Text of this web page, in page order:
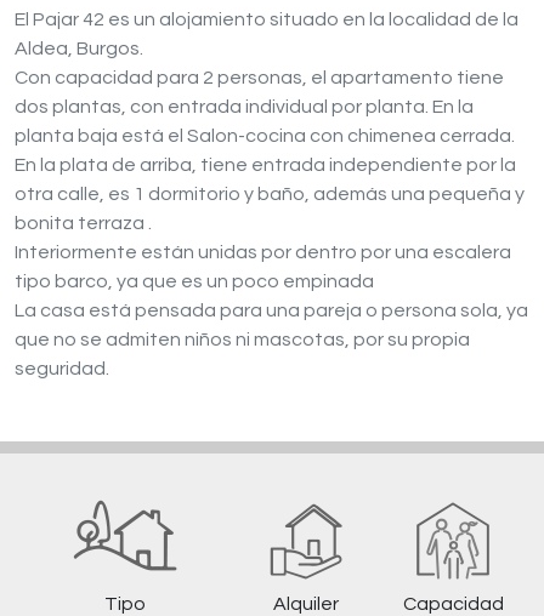
El Pajar 42 es un alojamiento situado en la localidad de la
Aldea, Burgos.
Con capacidad para 2 personas, el apartamento tiene
dos plantas, con entrada individual por planta. En la
planta baja está el Salon-cocina con chimenea cerrada.
En la plata de arriba, tiene entrada independiente por la
otra calle, es 1 dormitorio y baño, además una pequeña y
bonita terraza .
Interiormente están unidas por dentro por una escalera
tipo barco, ya que es un poco empinada
La casa está pensada para una pareja o persona sola, ya
que no se admiten niños ni mascotas, por su propia
seguridad.
Tipo
Alquiler
Capacidad